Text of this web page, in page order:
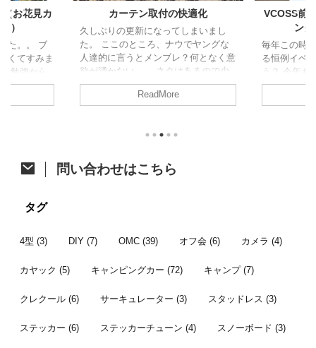
お花見カ
）
た。。 ブ
くてすみま
勉強から
久しぶりの
参加者は
恵まれた
いし花が咲
カーテン取付の快適化
久しぶりの更新になってしまいまし
た。 ここのところ、ナウでヤングな
人達的に言うとメンブレ？何となく意
欲が湧かない。。 ネタはあるので少
しずつ頑張って消化に励みます！ さ
て、今回はジャパンキャンピングカー
ジャパンキャンピングカーショーでア
ちらっと触れた前回の記事のとおりで
す。 レール購入から時間が開きまし
ReadMore
VCOSS前
ン
毎年この時
る恒例イベ
う？ 今年も
た。 今年は
問い合わせはこちら
タグ
4型 (3) DIY (7) OMC (39) オフ会 (6) カメラ (4)
カヤック (5) キャンピングカー (72) キャンプ(7)
クレクール (6) サーキュレーター (3) スタッドレス (3)
ステッカー (6) ステッカーチューン (4) スノーボード (3)